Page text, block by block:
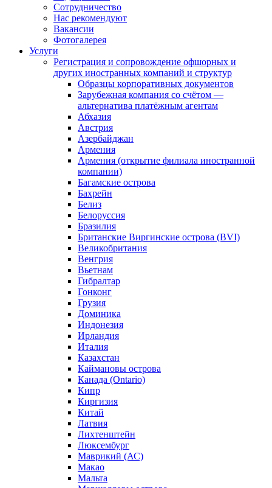
Сотрудничество
Нас рекомендуют
Вакансии
Фотогалерея
Услуги
Регистрация и сопровождение офшорных и
других иностранных компаний и структур
Образцы корпоративных документов
Зарубежная компания со счётом —
альтернатива платёжным агентам
Абхазия
Австрия
Азербайджан
Армения
Армения (открытие филиала иностранной
компании)
Багамские острова
Бахрейн
Белиз
Белоруссия
Бразилия
Британские Виргинские острова (BVI)
Великобритания
Венгрия
Вьетнам
Гибралтар
Гонконг
Грузия
Доминика
Индонезия
Ирландия
Италия
Казахстан
Каймановы острова
Канада (Ontario)
Кипр
Киргизия
Китай
Латвия
Лихтенштейн
Люксембург
Маврикий (АС)
Макао
Мальта